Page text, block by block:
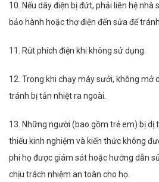
10. Nếu dây điện bị đứt, phải liên hệ nhà
bảo hành hoặc thợ điện đến sửa để
11. Rút phích điện khi không sử dụng.
12. Trong khi chạy máy sưởi, không mở
tránh bị tản nhiệt ra ngoài.
13. Những người (bao gồm trẻ em) bị dị
thiếu kinh nghiệm và kiến thức không
phi họ được giám sát hoặc hướng dẫn
chịu trách nhiệm an toàn cho họ.